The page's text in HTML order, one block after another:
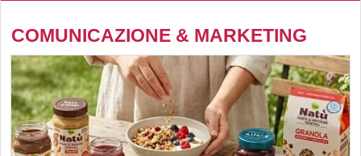
COMUNICAZIONE & MARKETING